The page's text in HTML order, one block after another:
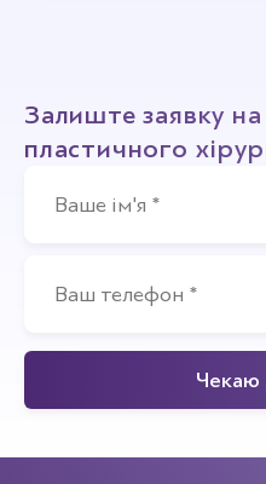
Залиште заявку
пластичного